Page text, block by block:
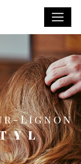
Lignon